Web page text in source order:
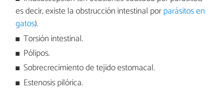
es decir, existe la obstrucción intestinal porparásitos en
gatos).
Torsión intestinal.
Pólipos.
Sobrecrecimiento de tejido estomacal.
Estenosis pilórica.